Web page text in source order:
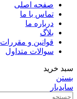
صفحه اصلی
تماس با ما
درباره ما
بلاگ
قوانین و مقررات
سوالات متداول
سبد خرید
بستن
سایدبار